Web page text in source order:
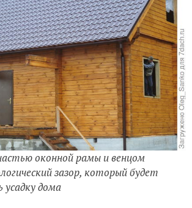
оконной рамы и венцом
зазор, который будет
усадку дома